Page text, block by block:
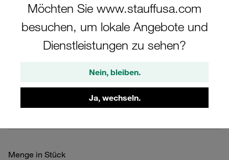
Möchten Sie www.stauffusa.com
besuchen, um lokale Angebote und
Dienstleistungen zu sehen?
Nein, bleiben.
Ja, wechseln.
2 Ø18mm Aluminium W4 Deckpl., AS-
Schraube Anschweißpl., kurz
SP-218-AL-DP-AS-M-W4
Technische Daten ansehen
Menge in Stück